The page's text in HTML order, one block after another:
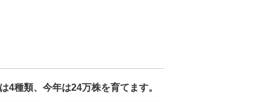
4種類、今年は24万株を育てます。